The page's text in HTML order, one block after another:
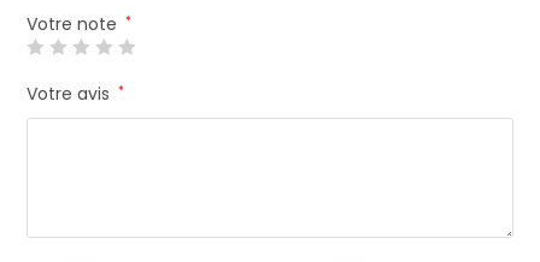
Votre note *
Votre avis *